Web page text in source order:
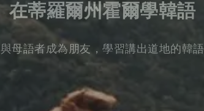
在蒂羅爾州霍爾學韓語
與母語者成為朋友，學習講出道地的韓語